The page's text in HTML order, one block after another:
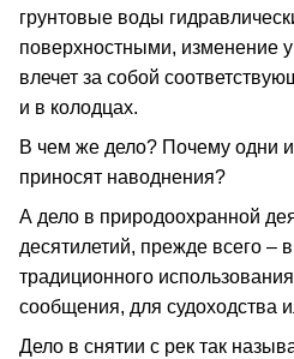
грунтовые воды
поверхностными, изменение
влечет за собой
и в колодцах.
В чем же дело? Почему одни
приносят наводнения?
А дело в природоохранной
десятилетий, прежде всего –
традиционного
сообщения, для судоходства
Дело в снятии с рек так